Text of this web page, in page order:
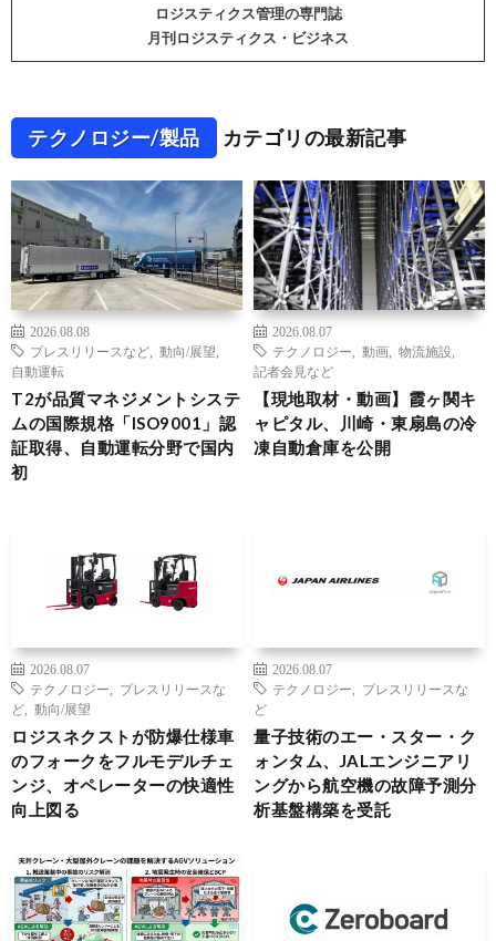
ロジスティクス管理の専門誌
月刊ロジスティクス・ビジネス
テクノロジー/製品 カテゴリの最新記事
2026.08.08
プレスリリースなど
動向/展望
自動運転
T2が品質マネジメントシステ
ムの国際規格「ISO9001」認
証取得、自動運転分野で国内
初
2026.08.07
テクノロジー
動画 物流施設
記者会見など
【現地取材・動画】霞ヶ関キ
ャピタル、川崎・東扇島の冷
凍自動倉庫を公開
2026.08.07
テクノロジー
プレスリリースな
ど
動向/展望
ロジスネクストが防爆仕様車
のフォークをフルモデルチェ
ンジ、オペレーターの快適性
向上図る
2026.08.07
テクノロジー
プレスリリースな
ど
量子技術のエー・スター・ク
ォンタム、JALエンジニアリ
ングから航空機の故障予測分
析基盤構築を受託